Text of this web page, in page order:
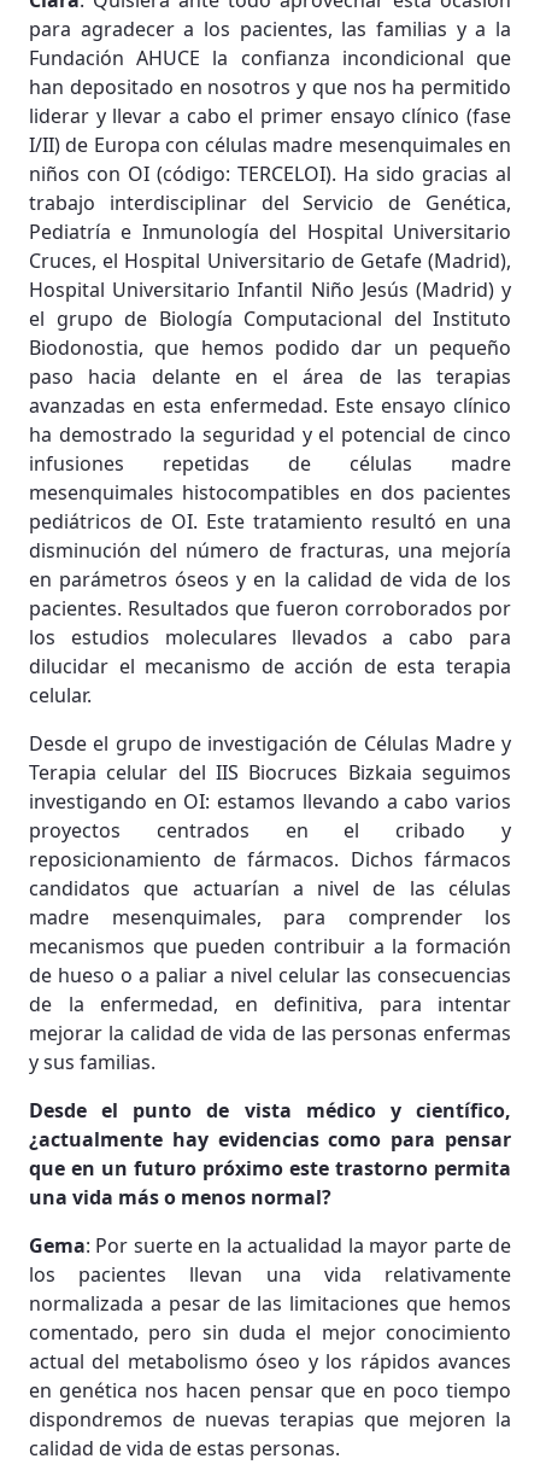
para agradecer a los pacientes, las familias y a la
Fundación AHUCE la confianza incondicional que
han depositado en nosotros y que nos ha permitido
liderar y llevar a cabo el primer ensayo clínico (fase
I/II) de Europa con células madre mesenquimales en
niños con OI (código: TERCELOI). Ha sido gracias al
trabajo interdisciplinar del Servicio de Genética,
Pediatría e Inmunología del Hospital Universitario
Cruces, el Hospital Universitario de Getafe (Madrid),
Hospital Universitario Infantil Niño Jesús (Madrid) y
el grupo de Biología Computacional del Instituto
Biodonostia, que hemos podido dar un pequeño
paso hacia delante en el área de las terapias
avanzadas en esta enfermedad. Este ensayo clínico
ha demostrado la seguridad y el potencial de cinco
infusiones repetidas de células madre
mesenquimales histocompatibles en dos pacientes
pediátricos de OI. Este tratamiento resultó en una
disminución del número de fracturas, una mejoría
en parámetros óseos y en la calidad de vida de los
pacientes. Resultados que fueron corroborados por
los estudios moleculares llevados a cabo para
dilucidar el mecanismo de acción de esta terapia
celular.
Desde el grupo de investigación de Células Madre y
Terapia celular del IIS Biocruces Bizkaia seguimos
investigando en OI: estamos llevando a cabo varios
proyectos centrados en el cribado y
reposicionamiento de fármacos. Dichos fármacos
candidatos que actuarían a nivel de las células
madre mesenquimales, para comprender los
mecanismos que pueden contribuir a la formación
de hueso o a paliar a nivel celular las consecuencias
de la enfermedad, en definitiva, para intentar
mejorar la calidad de vida de las personas enfermas
y sus familias.
Desde el punto de vista médico y científico,
¿actualmente hay evidencias como para pensar
que en un futuro próximo este trastorno permita
una vida más o menos normal?
Gema: Por suerte en la actualidad la mayor parte de
los pacientes llevan una vida relativamente
normalizada a pesar de las limitaciones que hemos
comentado, pero sin duda el mejor conocimiento
actual del metabolismo óseo y los rápidos avances
en genética nos hacen pensar que en poco tiempo
dispondremos de nuevas terapias que mejoren la
calidad de vida de estas personas.